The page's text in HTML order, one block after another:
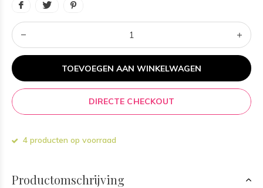
TOEVOEGEN AAN WINKELWAGEN
DIRECTE CHECKOUT
4 producten op voorraad
Productomschrijving